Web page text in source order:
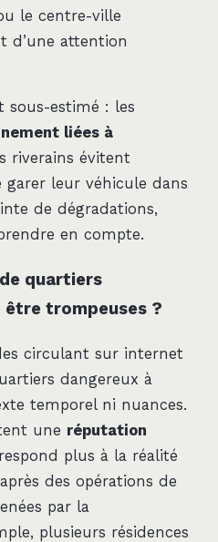
le centre-ville
d’une attention
sous-estimé : les
liées à
riverains évitent
leur véhicule dans
de dégradations,
en compte.
quartiers
être trompeuses ?
circulant sur internet
dangereux à
temporel ni nuances.
une réputation
plus à la réalité
des opérations de
par la
plusieurs résidences